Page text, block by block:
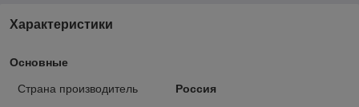
Характеристики
Основные
Страна производитель
Россия